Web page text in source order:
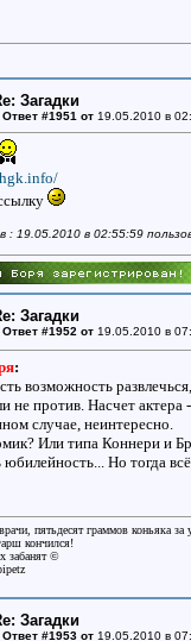
Загадки
Ответ #1951 от19.05.2010 в
: 19.05.2010 в 02:55:59
Загадки
Ответ #1952 от19.05.2010 в
:
возможность
не против. Насчет
случае, неинтересно.
Или типа Коннери и
юбилейность... Но тогда
пятьдесят граммов коньяка
кончился!
забанят ©
Загадки
Ответ #1953 от19.05.2010 в